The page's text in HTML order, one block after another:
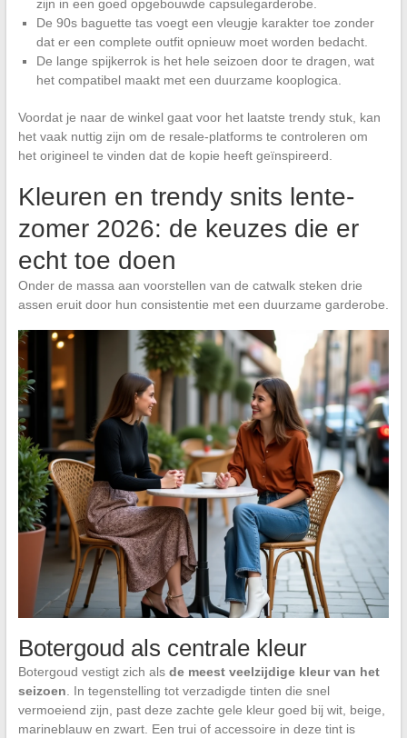
zijn in een goed opgebouwde capsulegarderobe.
De 90s baguette tas voegt een vleugje karakter toe zonder
dat er een complete outfit opnieuw moet worden bedacht.
De lange spijkerrok is het hele seizoen door te dragen, wat
het compatibel maakt met een duurzame kooplogica.
Voordat je naar de winkel gaat voor het laatste trendy stuk, kan
het vaak nuttig zijn om de resale-platforms te controleren om
het origineel te vinden dat de kopie heeft geïnspireerd.
Kleuren en trendy snits lente-
zomer 2026: de keuzes die er
echt toe doen
Onder de massa aan voorstellen van de catwalk steken drie
assen eruit door hun consistentie met een duurzame garderobe.
Botergoud als centrale kleur
Botergoud vestigt zich als de meest veelzijdige kleur van het
seizoen. In tegenstelling tot verzadigde tinten die snel
vermoeiend zijn, past deze zachte gele kleur goed bij wit, beige,
marineblauw en zwart. Een trui of accessoire in deze tint is